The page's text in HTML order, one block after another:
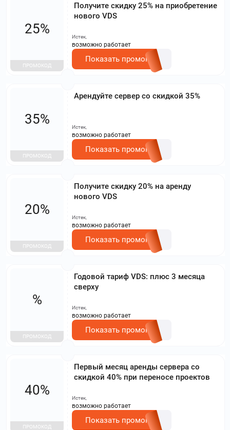
Получите скидку 25% на приобретение
нового VDS
25%
ПРОМОКОД
Истек,
возможно работает
Показать промокод
Арендуйте сервер со скидкой 35%
35%
ПРОМОКОД
Истек,
возможно работает
Показать промокод
Получите скидку 20% на аренду
нового VDS
20%
ПРОМОКОД
Истек,
возможно работает
Показать промокод
Годовой тариф VDS: плюс 3 месяца
сверху
%
ПРОМОКОД
Истек,
возможно работает
Показать промокод
Первый месяц аренды сервера со
скидкой 40% при переносе проектов
40%
ПРОМОКОД
Истек,
возможно работает
Показать промокод